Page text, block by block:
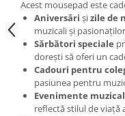
Acest mousepad este
Aniversări șizile de
muzicali și
Sărbători speciale
dorești să oferi un
Cadouri pentru
pasiunea pentru
Evenimente
reflectă stilul de viață